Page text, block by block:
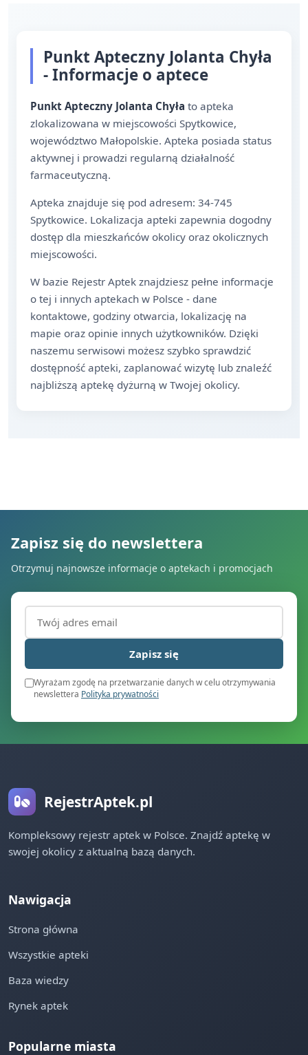
Punkt Apteczny Jolanta Chyła
- Informacje o aptece
Punkt Apteczny Jolanta Chyła to apteka
zlokalizowana w miejscowości Spytkowice,
województwo Małopolskie. Apteka posiada status
aktywnej i prowadzi regularną działalność
farmaceutyczną.
Apteka znajduje się pod adresem: 34-745
Spytkowice. Lokalizacja apteki zapewnia dogodny
dostęp dla mieszkańców okolicy oraz okolicznych
miejscowości.
W bazie Rejestr Aptek znajdziesz pełne informacje
o tej i innych aptekach w Polsce - dane
kontaktowe, godziny otwarcia, lokalizację na
mapie oraz opinie innych użytkowników. Dzięki
naszemu serwisowi możesz szybko sprawdzić
dostępność apteki, zaplanować wizytę lub znaleźć
najbliższą aptekę dyżurną w Twojej okolicy.
Zapisz się do newslettera
Otrzymuj najnowsze informacje o aptekach i promocjach
Adres email (wymagany)
Zapisz się
Wyrażam zgodę na przetwarzanie danych w celu otrzymywania
newslettera Polityka prywatności
RejestrAptek.pl
Kompleksowy rejestr aptek w Polsce. Znajdź aptekę w
swojej okolicy z aktualną bazą danych.
Nawigacja
Strona główna
Wszystkie apteki
Baza wiedzy
Rynek aptek
Popularne miasta